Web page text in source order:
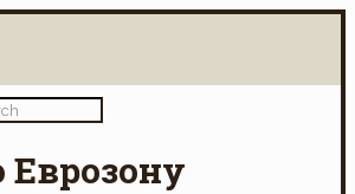
Еврозону